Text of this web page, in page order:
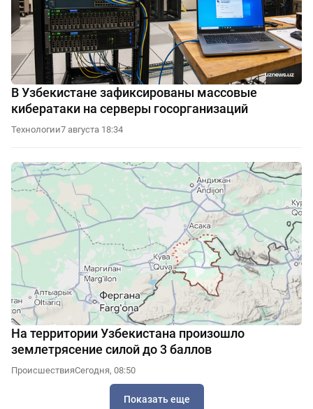
В Узбекистане зафиксированы массовые
кибератаки на серверы госорганизаций
Технологии7 августа 18:34
На территории Узбекистана произошло
землетрясение силой до 3 баллов
ПроисшествияСегодня, 08:50
Показать еще